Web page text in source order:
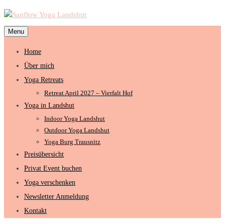
Menu
Home
Über mich
Yoga Retreats
Retreat April 2027 – Vierfalt Hof
Yoga in Landshut
Indoor Yoga Landshut
Outdoor Yoga Landshut
Yoga Burg Trausnitz
Preisübersicht
Privat Event buchen
Yoga verschenken
Newsletter Anmeldung
Kontakt